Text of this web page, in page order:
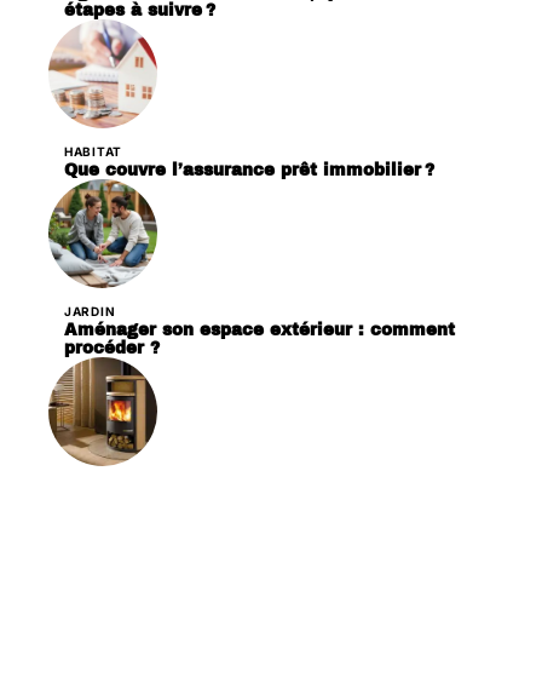
étapes à suivre ?
HABITAT
Que couvre l’assurance prêt immobilier ?
JARDIN
Aménager son espace extérieur : comment
procéder ?